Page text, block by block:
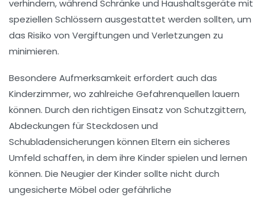
verhindern, während Schränke und Haushaltsgeräte mit
speziellen Schlössern ausgestattet werden sollten, um
das Risiko von Vergiftungen und Verletzungen zu
minimieren.
Besondere Aufmerksamkeit erfordert auch das
Kinderzimmer, wo zahlreiche Gefahrenquellen lauern
können. Durch den richtigen Einsatz von Schutzgittern,
Abdeckungen für Steckdosen und
Schubladensicherungen können Eltern ein sicheres
Umfeld schaffen, in dem ihre Kinder spielen und lernen
können. Die Neugier der Kinder sollte nicht durch
ungesicherte Möbel oder gefährliche